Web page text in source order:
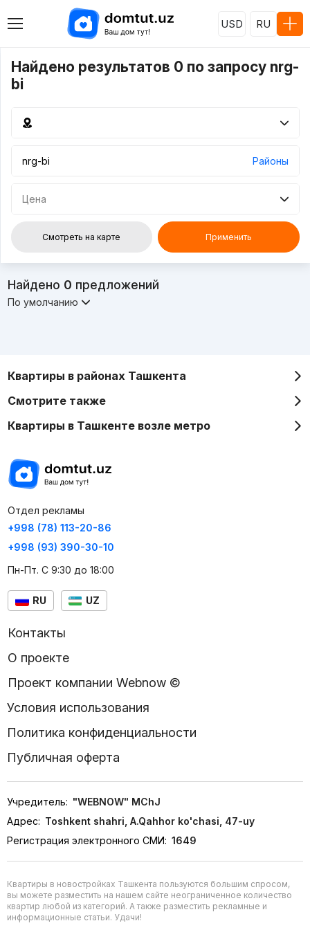
USD RU
Найдено результатов 0 по запросу nrg-
bi
Районы
Цена
Смотреть на карте Применить
Найдено 0 предложений
По умолчанию
Квартиры в районах Ташкента
Смотрите также
Квартиры в Ташкенте возле метро
Отдел рекламы
+998 (78) 113-20-86
+998 (93) 390-30-10
Пн-Пт. С 9:30 до 18:00
RU UZ
Контакты
О проекте
Проект компании Webnow ©
Условия использования
Политика конфиденциальности
Публичная оферта
Учредитель: "WEBNOW" MChJ
Адрес: Toshkent shahri, A.Qahhor ko'chasi, 47-uy
Регистрация электронного СМИ: 1649
Квартиры в новостройках Ташкента пользуются большим спросом,
вы можете разместить на нашем сайте неограниченное количество
квартир любой из категорий. А также разместить рекламные и
информационные статьи. Удачи!